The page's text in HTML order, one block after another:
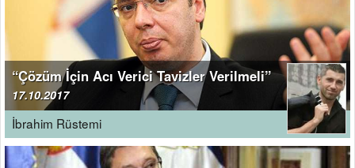
“Çözüm İçin Acı Verici Tavizler Verilmeli”
17.10.2017
İbrahim Rüstemi